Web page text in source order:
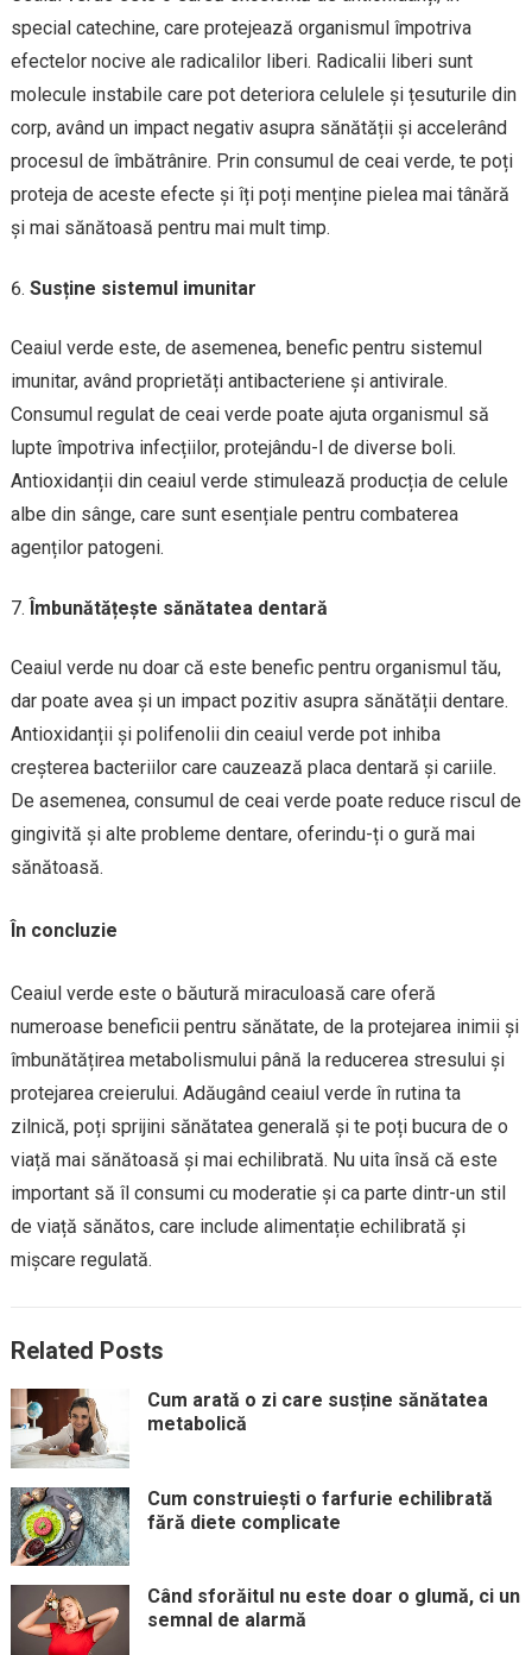
special catechine, care protejează organismul împotriva
efectelor nocive ale radicalilor liberi. Radicalii liberi sunt
molecule instabile care pot deteriora celulele și țesuturile din
corp, având un impact negativ asupra sănătății și accelerând
procesul de îmbătrânire. Prin consumul de ceai verde, te poți
proteja de aceste efecte și îți poți menține pielea mai tânără
și mai sănătoasă pentru mai mult timp.
Susține sistemul imunitar
Ceaiul verde este, de asemenea, benefic pentru sistemul
imunitar, având proprietăți antibacteriene și antivirale.
Consumul regulat de ceai verde poate ajuta organismul să
lupte împotriva infecțiilor, protejându-l de diverse boli.
Antioxidanții din ceaiul verde stimulează producția de celule
albe din sânge, care sunt esențiale pentru combaterea
agenților patogeni.
Îmbunătățește sănătatea dentară
Ceaiul verde nu doar că este benefic pentru organismul tău,
dar poate avea și un impact pozitiv asupra sănătății dentare.
Antioxidanții și polifenolii din ceaiul verde pot inhiba
creșterea bacteriilor care cauzează placa dentară și cariile.
De asemenea, consumul de ceai verde poate reduce riscul de
gingivită și alte probleme dentare, oferindu-ți o gură mai
sănătoasă.
În concluzie
Ceaiul verde este o băutură miraculoasă care oferă
numeroase beneficii pentru sănătate, de la protejarea inimii și
îmbunătățirea metabolismului până la reducerea stresului și
protejarea creierului. Adăugând ceaiul verde în rutina ta
zilnică, poți sprijini sănătatea generală și te poți bucura de o
viață mai sănătoasă și mai echilibrată. Nu uita însă că este
important să îl consumi cu moderatie și ca parte dintr-un stil
de viață sănătos, care include alimentație echilibrată și
mișcare regulată.
Related Posts
Cum arată o zi care susține sănătatea
metabolică
Cum construiești o farfurie echilibrată
fără diete complicate
Când sforăitul nu este doar o glumă, ci un
semnal de alarmă